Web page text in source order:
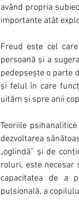
având propria
importante atât
Freud este cel
persoană și a
pedepsește o parte
și felul în care
uităm și spre anii
Teoriile
dezvoltarea
„oglindă” și de
roluri, este necesar
capacitatea de a
pulsională, a